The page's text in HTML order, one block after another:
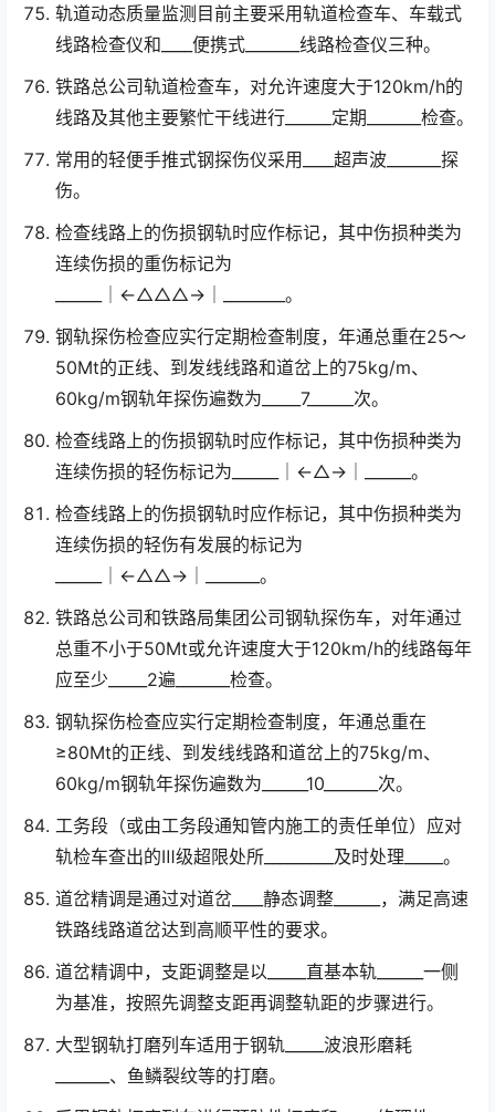
轨道动态质量监测目前主要采用轨道检查车、车载式
线路检查仪和____便携式_______线路检查仪三种。
铁路总公司轨道检查车，对允许速度大于120km/h的
线路及其他主要繁忙干线进行______定期_______检查。
常用的轻便手推式钢探伤仪采用____超声波_______探
伤。
检查线路上的伤损钢轨时应作标记，其中伤损种类为
连续伤损的重伤标记为
______│←△△△→│________。
钢轨探伤检查应实行定期检查制度，年通总重在25～
50Mt的正线、到发线线路和道岔上的75kg/m、
60kg/m钢轨年探伤遍数为_____7______次。
检查线路上的伤损钢轨时应作标记，其中伤损种类为
连续伤损的轻伤标记为______│←△→│______。
检查线路上的伤损钢轨时应作标记，其中伤损种类为
连续伤损的轻伤有发展的标记为
______│←△△→│_______。
铁路总公司和铁路局集团公司钢轨探伤车，对年通过
总重不小于50Mt或允许速度大于120km/h的线路每年
应至少_____2遍_______检查。
钢轨探伤检查应实行定期检查制度，年通总重在
≥80Mt的正线、到发线线路和道岔上的75kg/m、
60kg/m钢轨年探伤遍数为______10_______次。
工务段（或由工务段通知管内施工的责任单位）应对
轨检车查出的Ⅲ级超限处所_________及时处理_____。
道岔精调是通过对道岔____静态调整______，满足高速
铁路线路道岔达到高顺平性的要求。
道岔精调中，支距调整是以_____直基本轨______一侧
为基准，按照先调整支距再调整轨距的步骤进行。
大型钢轨打磨列车适用于钢轨_____波浪形磨耗
_______、鱼鳞裂纹等的打磨。